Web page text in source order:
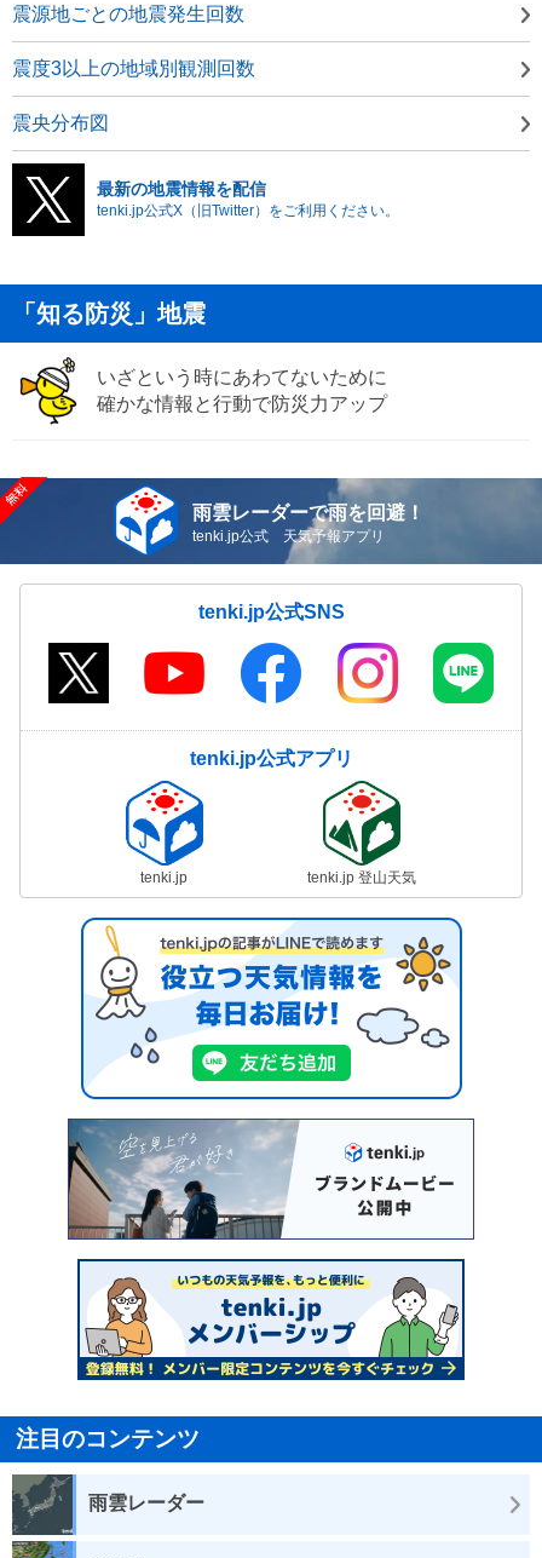
震源地ごとの地震発生回数
震度3以上の地域別観測回数
震央分布図
最新の地震情報を配信
tenki.jp公式X（旧Twitter）をご利用ください。
「知る防災」地震
いざという時にあわてないために
確かな情報と行動で防災力アップ
雨雲レーダーで雨を回避！
tenki.jp公式 天気予報アプリ
tenki.jp公式SNS
tenki.jp公式アプリ
tenki.jp tenki.jp 登山天気
注目のコンテンツ
雨雲レーダー